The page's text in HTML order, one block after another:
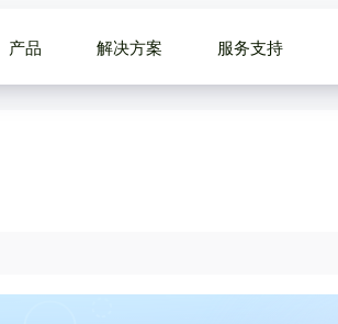
产品 解决方案 服务支持